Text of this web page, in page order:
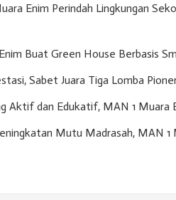
Enim Perindah Lingkungan
Buat Green House Berbasis
Sabet Juara Tiga Lomba
Aktif dan Edukatif, MAN 1 Muara
Mutu Madrasah, MAN 1